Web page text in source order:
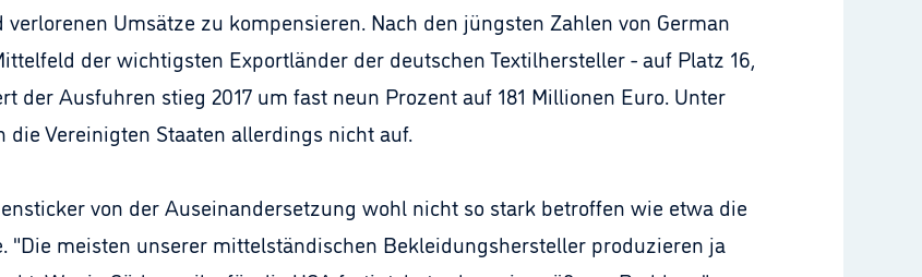
Umsätze zu kompensieren. Nach den jüngsten Zahlen von German
der wichtigsten Exportländer der deutschen Textilhersteller - auf Platz 16,
der Ausfuhren stieg 2017 um fast neun Prozent auf 181 Millionen Euro. Unter
Vereinigten Staaten allerdings nicht auf.
von der Auseinandersetzung wohl nicht so stark betroffen wie etwa die
"Die meisten unserer mittelständischen Bekleidungshersteller produzieren ja